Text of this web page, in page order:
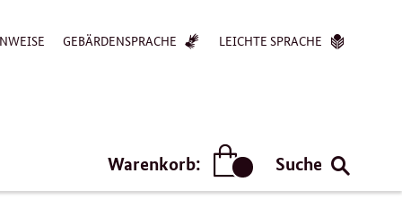
GEBÄRDENSPRACHE LEICHTE SPRACHE
Warenkorb:
Artikel
Suche